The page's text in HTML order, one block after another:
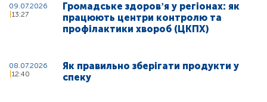
09.07.2026
13:27
Громадське здоровʼя у регіонах: як
працюють центри контролю та
профілактики хвороб (ЦКПХ)
08.07.2026
12:40
Як правильно зберігати продукти у
спеку